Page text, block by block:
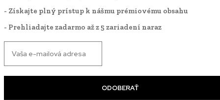
- Získajte plný prístup k nášmu prémiovému obsahu
- Prehliadajte zadarmo až z 5 zariadení naraz
ODOBERAŤ